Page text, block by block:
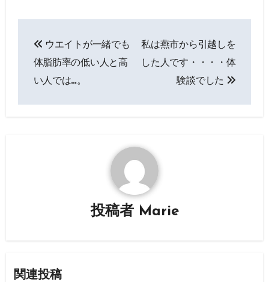
稿
ナ
ビ
ウエイトが一緒でも
体脂肪率の低い人と高
い人では…。
私は燕市から引越しを
した人です・・・・体
験談でした
投稿者 Marie
関連投稿